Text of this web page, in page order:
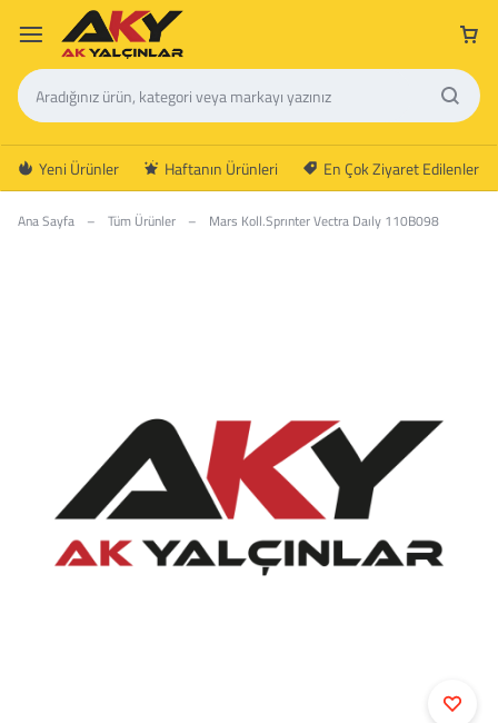
Yeni Ürünler Haftanın Ürünleri En Çok Ziyaret Edilenler
Ana Sayfa – Tüm Ürünler – Mars Koll.Sprınter Vectra Daıly 110B098